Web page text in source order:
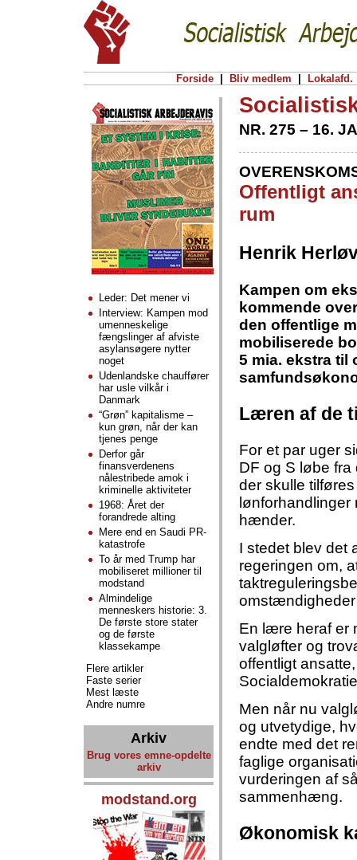
Forside Bliv medlem Lokalafd.
NR. 275 – 16.
Offentligt
rum
Henrik
Kampen om
kommende
den offentlige
mobiliserede
5 mia. ekstra til
Læren af de
For et par uger
DF og S løbe
der skulle
hænder.
I stedet blev det
regeringen om,
En lære heraf er
valgløfter og
offentligt
Men når nu
og utvetydige,
endte med det
faglige
vurderingen af
sammenhæng.
Økonomisk
Leder: Det mener vi
Interview: Kampen mod
umenneskelige
fængslinger af afviste
asylansøgere nytter
noget
Udenlandske chauffører
har usle vilkår i
Danmark
“Grøn” kapitalisme –
kun grøn, når der kan
tjenes penge
Derfor går
finansverdenens
nålestribede amok i
kriminelle aktiviteter
1968: Året der
forandrede alting
Mere end en Saudi PR-
katastrofe
To år med Trump har
mobiliseret millioner til
modstand
Almindelige
menneskers historie: 3.
De første store stater
og de første
klassekampe
Flere artikler
Faste serier
Mest læste
Andre numre
Arkiv
Brug vores emne-opdelte
arkiv
modstand.org